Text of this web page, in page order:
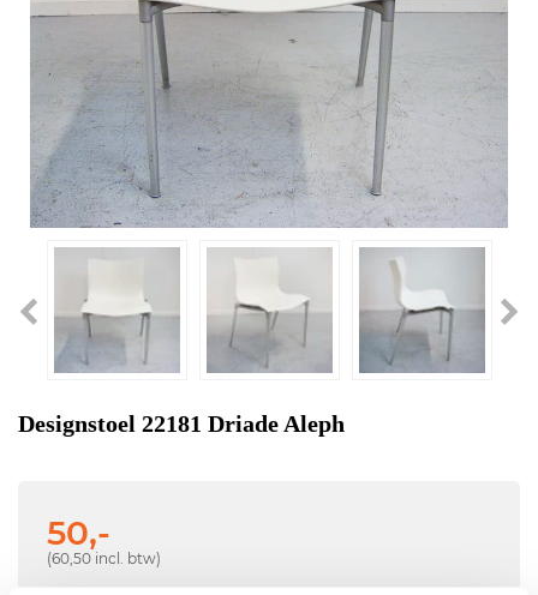
Designstoel 22181 Driade Aleph
50,-
(60,50 incl. btw)